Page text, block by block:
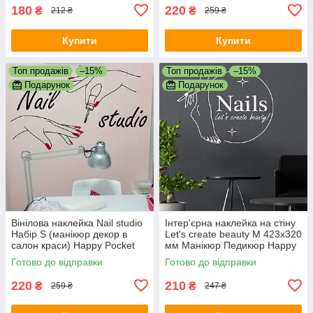
180 ₴ 212 ₴
Купити
220 ₴ 259 ₴
Купити
Топ продажів
–15%
Подарунок
Вінілова наклейка Nail studio
Набір S (манікюр декор в
салон краси) Happy Pocket
Чорний матовий
Готово до відправки
220 ₴ 259 ₴
Топ продажів
–15%
Подарунок
Інтер'єрна наклейка на стіну
Let's create beauty M 423х320
мм Манікюр Педикюр Happy
Pocket Біла матова
Готово до відправки
210 ₴ 247 ₴